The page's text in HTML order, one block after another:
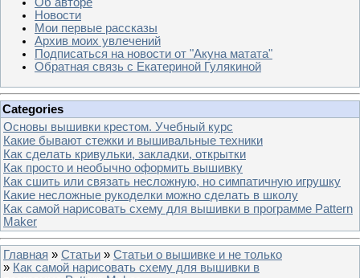
Об авторе
Новости
Мои первые рассказы
Архив моих увлечений
Подписаться на новости от "Акуна матата"
Обратная связь с Екатериной Гулякиной
Categories
Основы вышивки крестом. Учебный курс
Какие бывают стежки и вышивальные техники
Как сделать кривульки, закладки, открытки
Как просто и необычно оформить вышивку
Как сшить или связать несложную, но симпатичную игрушку
Какие несложные рукоделки можно сделать в школу
Как самой нарисовать схему для вышивки в программе Pattern
Maker
Главная » Статьи » Статьи о вышивке и не только
» Как самой нарисовать схему для вышивки в